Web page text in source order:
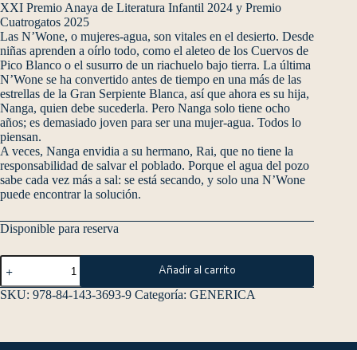
XXI Premio Anaya de Literatura Infantil 2024 y Premio
Cuatrogatos 2025
Las N’Wone, o mujeres-agua, son vitales en el desierto. Desde
niñas aprenden a oírlo todo, como el aleteo de los Cuervos de
Pico Blanco o el susurro de un riachuelo bajo tierra. La última
N’Wone se ha convertido antes de tiempo en una más de las
estrellas de la Gran Serpiente Blanca, así que ahora es su hija,
Nanga, quien debe sucederla. Pero Nanga solo tiene ocho
años; es demasiado joven para ser una mujer-agua. Todos lo
piensan.
A veces, Nanga envidia a su hermano, Rai, que no tiene la
responsabilidad de salvar el poblado. Porque el agua del pozo
sabe cada vez más a sal: se está secando, y solo una N’Wone
puede encontrar la solución.
Disponible para reserva
Añadir al carrito
SKU: 978-84-143-3693-9 Categoría: GENERICA